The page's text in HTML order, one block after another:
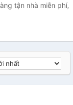
tận nhà miễn phí,